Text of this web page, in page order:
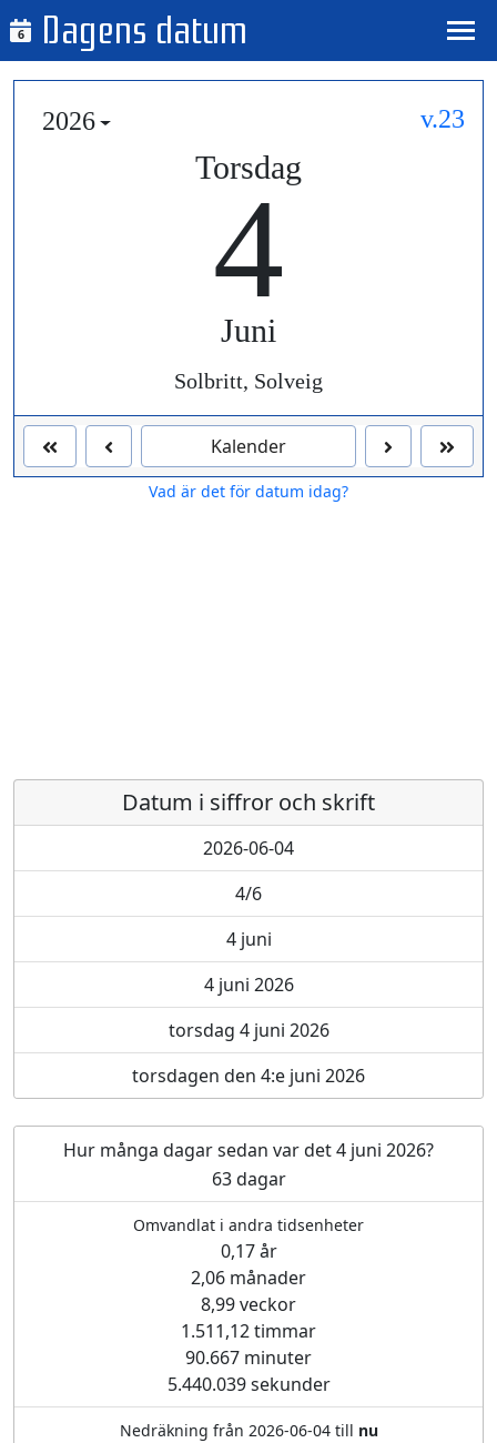
6 Dagens datum
2026 v.23
Torsdag
4
Juni
Solbritt, Solveig
Kalender
Vad är det för datum idag?
Datum i siffror och skrift
2026-06-04
4/6
4 juni
4 juni 2026
torsdag 4 juni 2026
torsdagen den 4:e juni 2026
Hur många dagar sedan var det 4 juni 2026?
63 dagar
Omvandlat i andra tidsenheter
0,17 år
2,06 månader
8,99 veckor
1.511,12 timmar
90.667 minuter
5.440.039 sekunder
Nedräkning från 2026-06-04 till nu